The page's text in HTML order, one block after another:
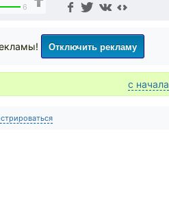
6
Отключить рекламу
с начала